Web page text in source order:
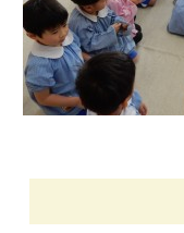
パネルシアターは、大